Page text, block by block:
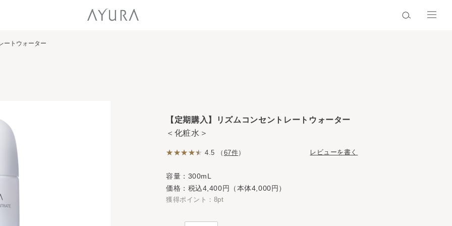
ートウォーター
【定期購入】リズムコンセントレートウォーター
＜化粧水＞
4.5 （ 67件） レビューを書く
容量：300mL
価格：税込4,400円（本体4,000円）
獲得ポイント：8pt